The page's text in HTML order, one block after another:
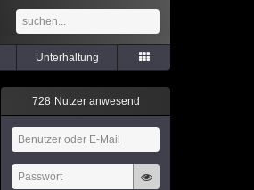
Unterhaltung
728 Nutzer anwesend